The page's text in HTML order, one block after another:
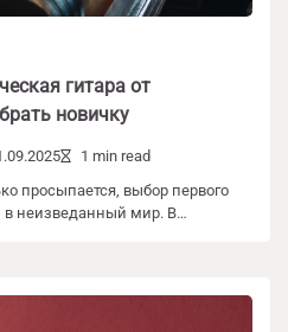
гитара от
новичку
1 min read
просыпается, выбор первого
в неизведанный мир. В…